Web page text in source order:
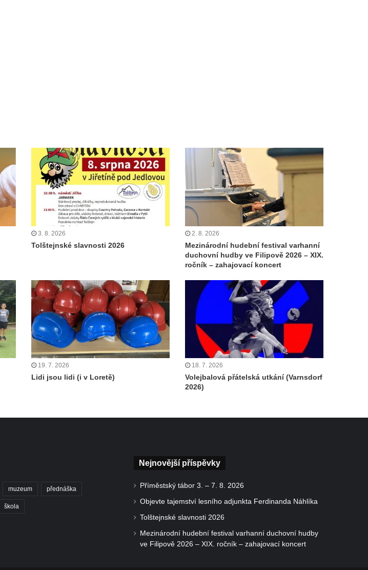
3. 8. 2026
Tolštejnské slavnosti 2026
2. 8. 2026
Mezinárodní hudební festival varhanní
duchovní hudby ve Filipově 2026 – XIX.
ročník – zahajovací koncert
19. 7. 2026
Lidi jsou lidi (i v Loretě)
18. 7. 2026
Volejbalová přátelská utkání (Varnsdorf
2026)
muzeum přednáška
škola
Nejnovější příspěvky
Příměstský tábor 3. – 7. 8. 2026
Objevte tajemství lesního adjunkta Ferdinanda Náhlíka
Tolštejnské slavnosti 2026
Mezinárodní hudební festival varhanní duchovní hudby
ve Filipově 2026 – XIX. ročník – zahajovací koncert